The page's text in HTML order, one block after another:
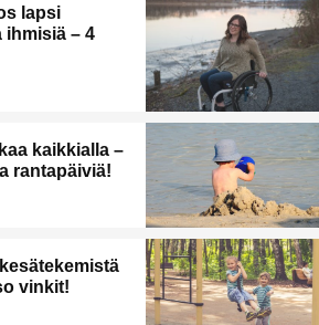
lapsi
ihmisiä – 4
kaikkialla –
rantapäiviä!
vinkit!